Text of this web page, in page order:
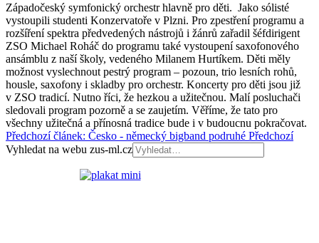
Západočeský symfonický orchestr hlavně pro děti. Jako sólisté
vystoupili studenti Konzervatoře v Plzni. Pro zpestření programu a
rozšíření spektra předvedených nástrojů i žánrů zařadil šéfdirigent
ZSO Michael Roháč do programu také vystoupení saxofonového
ansámblu z naší školy, vedeného Milanem Hurtíkem. Děti měly
možnost vyslechnout pestrý program – pozoun, trio lesních rohů,
housle, saxofony i skladby pro orchestr. Koncerty pro děti jsou již
v ZSO tradicí. Nutno říci, že hezkou a užitečnou. Malí posluchači
sledovali program pozorně a se zaujetím. Věříme, že tato pro
všechny užitečná a přínosná tradice bude i v budoucnu pokračovat.
Předchozí článek: Česko - německý bigband podruhé Předchozí
Vyhledat na webu zus-ml.cz